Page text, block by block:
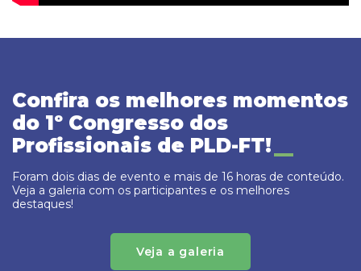
Confira os melhores momentos
do 1º Congresso dos
Profissionais de PLD-FT!
Foram dois dias de evento e mais de 16 horas de conteúdo.
Veja a galeria com os participantes e os melhores
destaques!
Veja a galeria